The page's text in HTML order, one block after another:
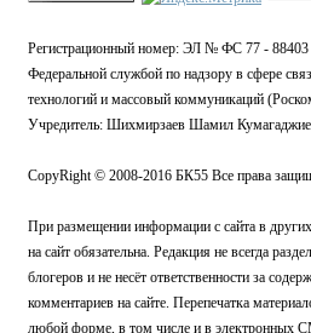
Регистрационный номер: ЭЛ № ФС 77 - 88403
Федеральной службой по надзору в сфере
технологий и массовый коммуникаций
Учредитель: Шихмирзаев Шамил
CopyRight © 2008-2016 БК55 Все права
При размещении информации с сайта в
на сайт обязательна. Редакция не всегда
блогеров и не несёт ответственности за
комментариев на сайте. Перепечатка
любой форме, в том числе и в электронных